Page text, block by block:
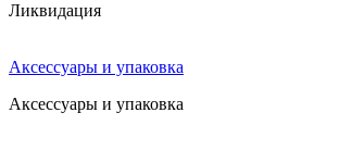
Ликвидация
Аксессуары и упаковка
Аксессуары и упаковка